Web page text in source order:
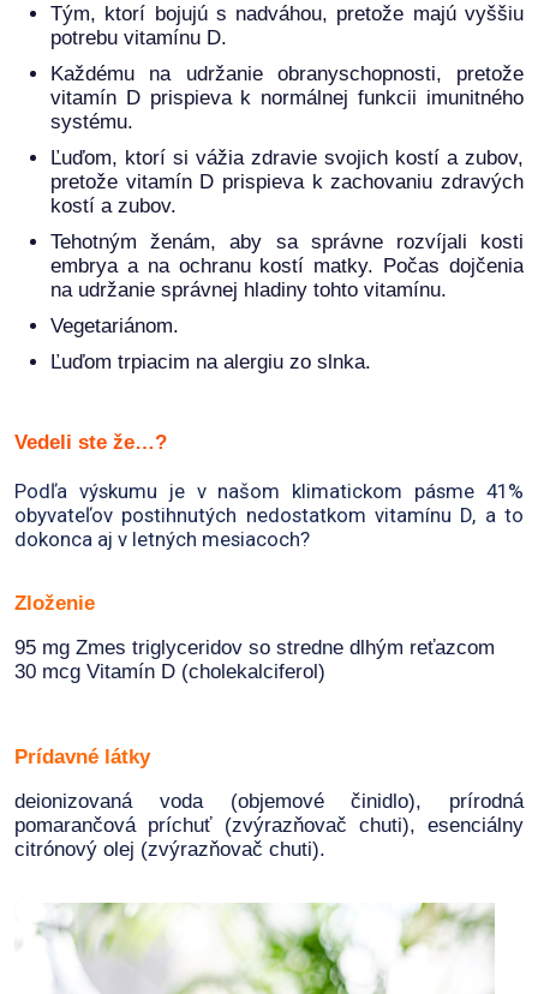
Tým, ktorí bojujú s nadváhou, pretože majú vyššiu
potrebu vitamínu D.
Každému na udržanie obranyschopnosti, pretože
vitamín D prispieva k normálnej funkcii imunitného
systému.
Ľuďom, ktorí si vážia zdravie svojich kostí a zubov,
pretože vitamín D prispieva k zachovaniu zdravých
kostí a zubov.
Tehotným ženám, aby sa správne rozvíjali kosti
embrya a na ochranu kostí matky. Počas dojčenia
na udržanie správnej hladiny tohto vitamínu.
Vegetariánom.
Ľuďom trpiacim na alergiu zo slnka.
Vedeli ste že…?
Podľa výskumu je v našom klimatickom pásme 41%
obyvateľov postihnutých nedostatkom vitamínu D, a to
dokonca aj v letných mesiacoch?
Zloženie
95 mg Zmes triglyceridov so stredne dlhým reťazcom
30 mcg Vitamín D (cholekalciferol)
Prídavné látky
deionizovaná voda (objemové činidlo), prírodná
pomarančová príchuť (zvýrazňovač chuti), esenciálny
citrónový olej (zvýrazňovač chuti).